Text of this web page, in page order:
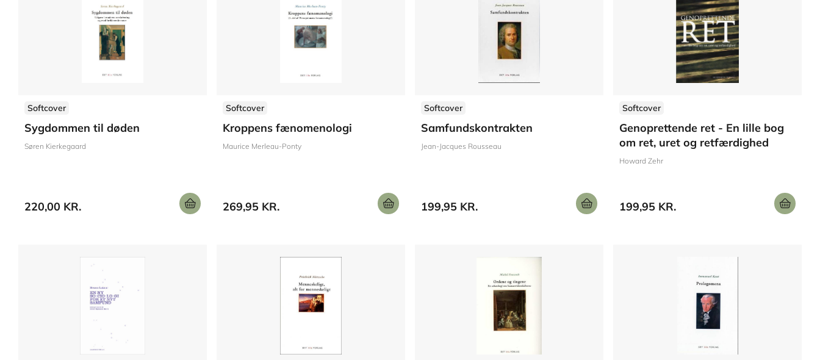
Softcover
Sygdommen til døden
Søren Kierkegaard
220,00 KR.
Softcover
Kroppens fænomenologi
Maurice Merleau-Ponty
269,95 KR.
Softcover
Samfundskontrakten
Jean-Jacques Rousseau
199,95 KR.
Softcover
Genoprettende ret - En lille bog
om ret, uret og retfærdighed
Howard Zehr
199,95 KR.